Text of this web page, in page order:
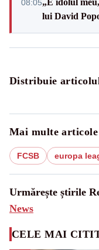
08:05
lui David
Distribuie
Mai multe articole
FCSB europa
Urmărește știrile
News
CELE MAI